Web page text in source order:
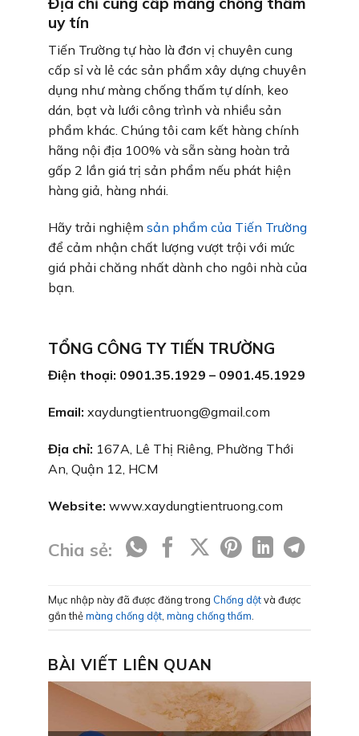
uy tín
Tiến Trường tự hào là đơn vị chuyên cung
cấp sỉ và lẻ các sản phẩm xây dựng chuyên
dụng như màng chống thấm tự dính, keo
dán, bạt và lưới công trình và nhiều sản
phẩm khác. Chúng tôi cam kết hàng chính
hãng nội địa 100% và sẵn sàng hoàn trả
gấp 2 lần giá trị sản phẩm nếu phát hiện
hàng giả, hàng nhái.
Hãy trải nghiệm sản phẩm của Tiến Trường
để cảm nhận chất lượng vượt trội với mức
giá phải chăng nhất dành cho ngôi nhà của
bạn.
TỔNG CÔNG TY TIẾN TRƯỜNG
Điện thoại: 0901.35.1929 – 0901.45.1929
Email: xaydungtientruong@gmail.com
Địa chỉ: 167A, Lê Thị Riêng, Phường Thới
An, Quận 12, HCM
Website: www.xaydungtientruong.com
Chia sẻ:
Mục nhập này đã được đăng trong Chống dộtvà được
gắn thẻmàng chống dột màng chống thấm
BÀI VIẾT LIÊN QUAN